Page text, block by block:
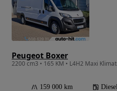
Peugeot Boxer
159 000 km Diesel